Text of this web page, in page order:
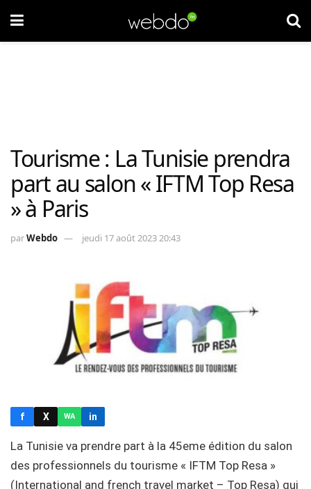
Tourisme : La Tunisie prendra
part au salon « IFTM Top Resa
» à Paris
parWebdo jeudi 17 août 2023 20:43
f X WA in
La Tunisie va prendre part à la 45eme édition du salon
des professionnels du tourisme « IFTM Top Resa »
(International and french travel market – Top Resa) qui